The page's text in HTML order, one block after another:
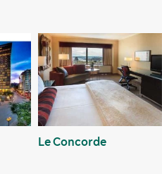
Le Concorde